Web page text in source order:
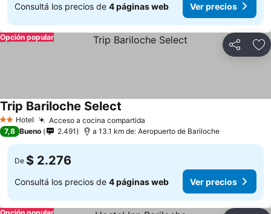
Consultá los precios de 4 páginas web Ver precios
Compartir
Opción popular
2 Estrellas
Hotel Acceso a cocina compartida
Trip Bariloche Select
7,8 Bueno 2.491 a 13.1 km de: Aeropuerto de Bariloche
De $ 2.276
Consultá los precios de 4 páginas web Ver precios